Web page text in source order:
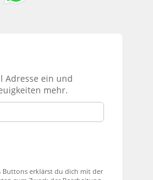
Adresse ein und
mehr.
Buttons erklärst du dich mit der